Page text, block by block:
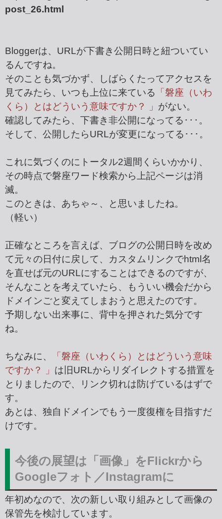
post_26.html
Bloggerは、URLが下書き公開日時と紐ついてい
るんですね。
そのことも気づかず、しばらくたってアクセスを
見てみたら、いつも上位に来ている 「磐座（いわ
くら）とはどういう意味ですか？ 」 がない。
確認してみたら、下書き非公開になってる･･･。
そして、公開したらURLが変更になってる･･･。
これに気づくのにトータル2週間くらいかかり、
その時点で磐座ワード検索から上記ページは消
滅。
このときは、あちゃ～、と思いましたね。
（軽い）
正確なところを言えば、ブログの公開日時を改め
て元々の日付に戻して、カスタムリンクでhtml名
を直せば元のURLにすることはできるのですが、
そんなことを考えていたら、もういい機会だから
ドメインごと変えてしまおうと思えたのです。
予期しない出来事に、背中を押された気分です
ね。
ちなみに、
「磐座（いわくら）とはどういう意味
ですか？ 」 は旧URLからリダイレクトする措置を
とりましたので、リンク切れは防げているはずで
す。
あとは、独自ドメインでもう一度復権を目指すだ
けです。
今後の展望は「画像」をFlickrから
Googleフォト／Instagramに
年初めなので、次の新しい取り組みとして画像の
保管先を検討しています。